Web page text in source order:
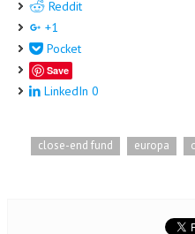
Reddit
+1
Pocket
Save
LinkedIn 0
close-end fund europa